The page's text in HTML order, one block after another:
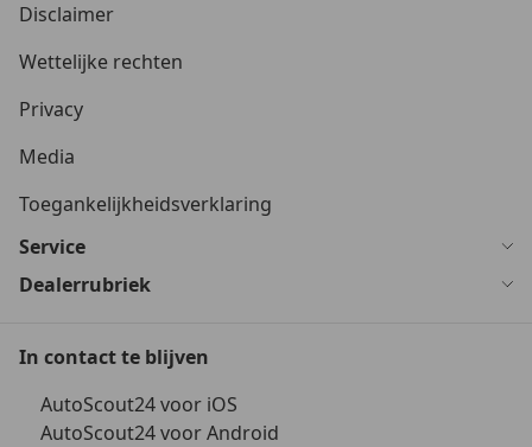
Disclaimer
Wettelijke rechten
Privacy
Media
Toegankelijkheidsverklaring
Service
Dealerrubriek
In contact te blijven
AutoScout24 voor iOS
AutoScout24 voor Android